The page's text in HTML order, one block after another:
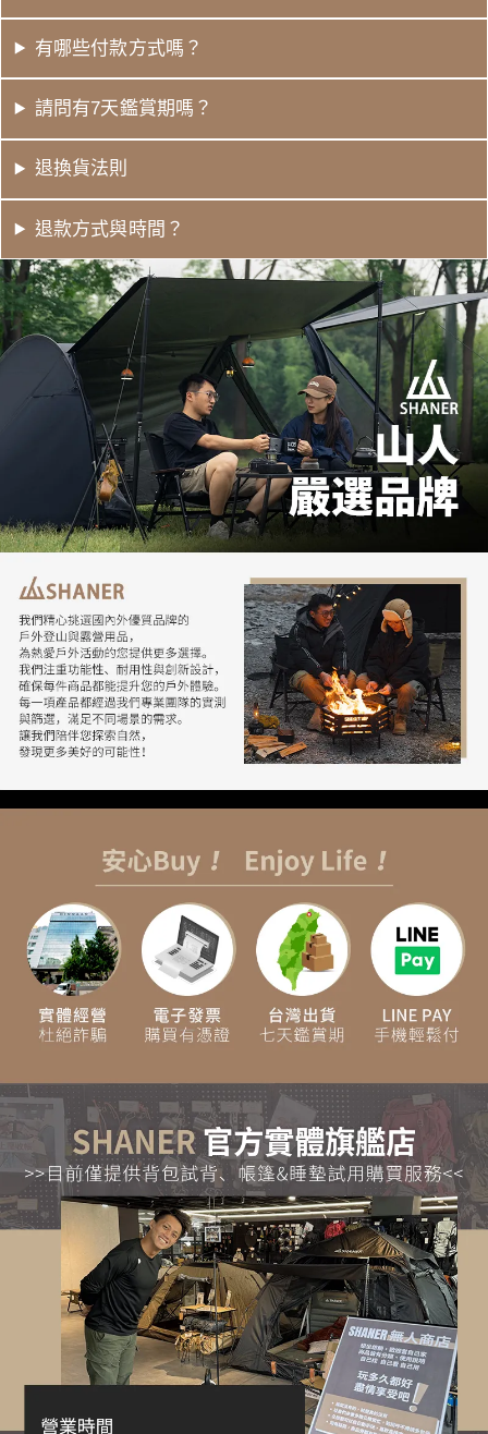
有哪些付款方式嗎？
請問有7天鑑賞期嗎？
退換貨法則
退款方式與時間？